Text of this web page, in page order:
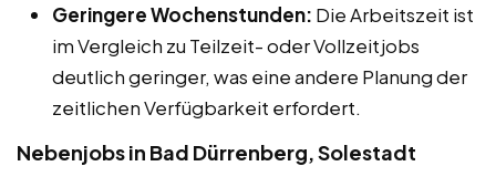
Geringere Wochenstunden: Die Arbeitszeit ist
im Vergleich zu Teilzeit- oder Vollzeitjobs
deutlich geringer, was eine andere Planung der
zeitlichen Verfügbarkeit erfordert.
Nebenjobs in Bad Dürrenberg, Solestadt